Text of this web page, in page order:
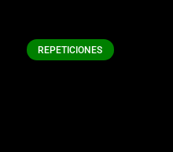
REPETICIONES